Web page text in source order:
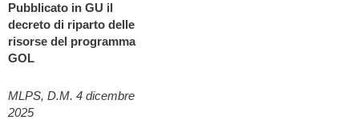
Pubblicato in GU il
decreto di riparto delle
risorse del programma
GOL
MLPS, D.M. 4 dicembre
2025